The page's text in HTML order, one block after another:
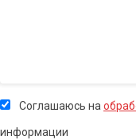
Соглашаюсь на
информации